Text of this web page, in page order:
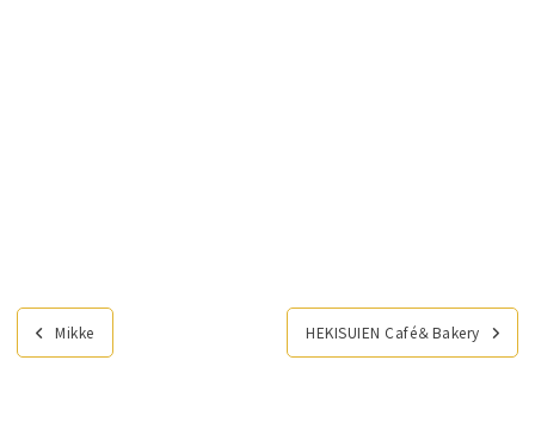
投
稿
Mikke HEKISUIEN Café＆Bakery